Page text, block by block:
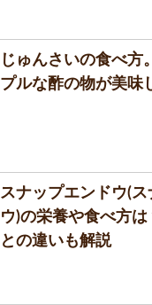
じゅんさいの食べ方
プルな酢の物が美味
スナップエンドウ(
ウ)の栄養や食べ方は
との違いも解説